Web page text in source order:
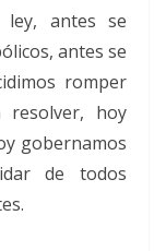
antes se
antes se
romper
resolver, hoy
gobernamos
de todos